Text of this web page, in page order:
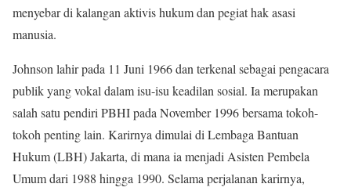
menyebar di kalangan aktivis hukum dan pegiat hak asasi
manusia.
Johnson lahir pada 11 Juni 1966 dan terkenal sebagai pengacara
publik yang vokal dalam isu-isu keadilan sosial. Ia merupakan
salah satu pendiri PBHI pada November 1996 bersama tokoh-
tokoh penting lain. Karirnya dimulai di Lembaga Bantuan
Hukum (LBH) Jakarta, di mana ia menjadi Asisten Pembela
Umum dari 1988 hingga 1990. Selama perjalanan karirnya,